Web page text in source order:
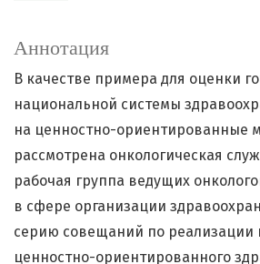
Аннотация
В качестве примера для оценки
национальной системы
на ценностно-ориентированные
рассмотрена онкологическая
рабочая группа ведущих
в сфере организации
серию совещаний по реализации
ценностно-ориентированного